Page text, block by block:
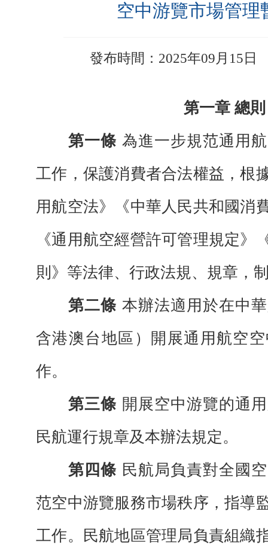
空中游覽市場管理
發布時間：2025年09月15日
第一章 總則
第一條 為進一步規范通用
工作，保護消費者合法權益，根
用航空法》《中華人民共和國消
《通用航空經營許可管理規定》
則》等法律、行政法規、規章，
第二條 本辦法適用於在中
含港澳台地區）開展通用航空
作。
第三條 開展空中游覽的通
民航運行規章及本辦法規定。
第四條 民航局負責對全國
范空中游覽服務市場秩序，指導
工作。民航地區管理局負責組織